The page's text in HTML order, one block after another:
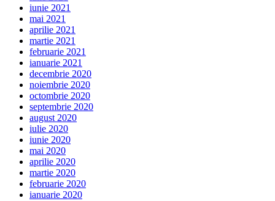
iunie 2021
mai 2021
aprilie 2021
martie 2021
februarie 2021
ianuarie 2021
decembrie 2020
noiembrie 2020
octombrie 2020
septembrie 2020
august 2020
iulie 2020
iunie 2020
mai 2020
aprilie 2020
martie 2020
februarie 2020
ianuarie 2020